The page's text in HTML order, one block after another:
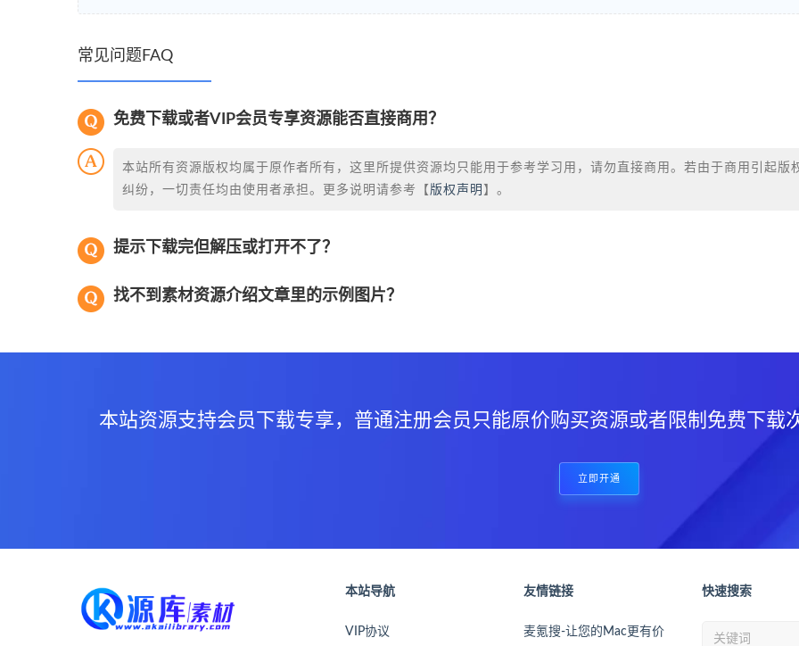
常见问题FAQ
免费下载或者VIP会员专享资源能否直接商用？
本站所有资源版权均属于原作者所有，这里所提供资源均只能用于参考学习用，请勿直接商用。若由于商用引起版
纠纷，一切责任均由使用者承担。更多说明请参考【 版权声明 】。
提示下载完但解压或打开不了？
找不到素材资源介绍文章里的示例图片？
本站资源支持会员下载专享，普通注册会员只能原价购买资源或者限制免费下载
立即开通
本站导航
VIP协议
友情链接
麦氪搜-让您的Mac更有价
快速搜索